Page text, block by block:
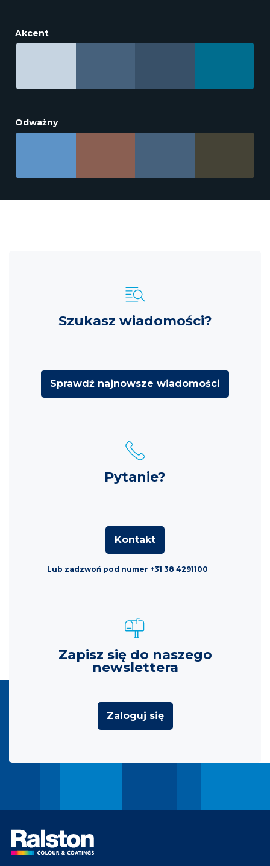
Akcent
Odważny
Szukasz wiadomości?
Sprawdź najnowsze wiadomości
Pytanie?
Kontakt
Lub zadzwoń pod numer +31 38 4291100
Zapisz się do naszego
newslettera
Zaloguj się